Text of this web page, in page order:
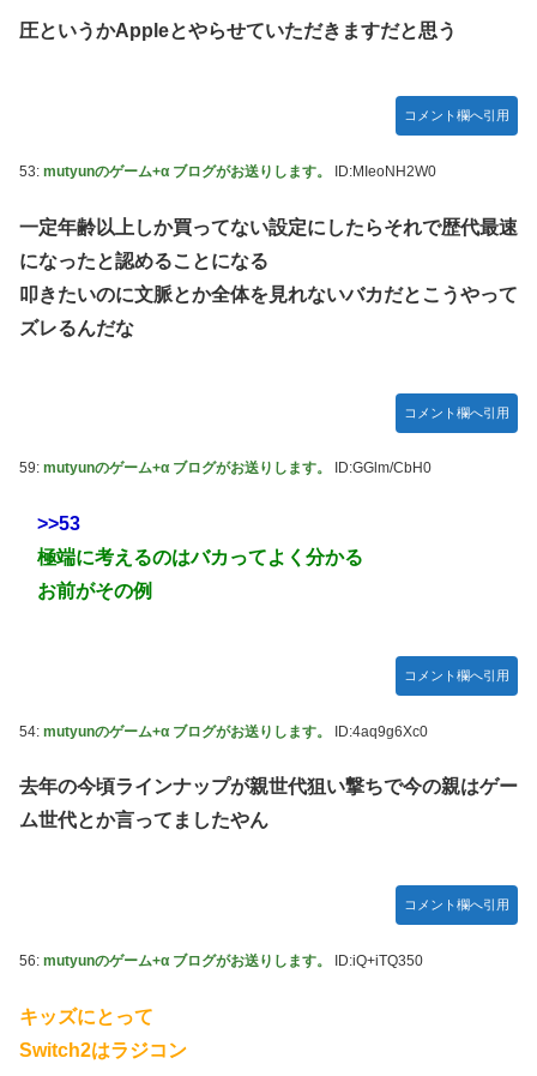
圧というかAppleとやらせていただきますだと思う
コメント欄へ引用
53: mutyunのゲーム+α ブログがお送りします。 ID:MIeoNH2W0
一定年齢以上しか買ってない設定にしたらそれで歴代最速
になったと認めることになる
叩きたいのに文脈とか全体を見れないバカだとこうやって
ズレるんだな
コメント欄へ引用
59: mutyunのゲーム+α ブログがお送りします。 ID:GGlm/CbH0
>>53
極端に考えるのはバカってよく分かる
お前がその例
コメント欄へ引用
54: mutyunのゲーム+α ブログがお送りします。 ID:4aq9g6Xc0
去年の今頃ラインナップが親世代狙い撃ちで今の親はゲー
ム世代とか言ってましたやん
コメント欄へ引用
56: mutyunのゲーム+α ブログがお送りします。 ID:iQ+iTQ350
キッズにとって
Switch2はラジコン